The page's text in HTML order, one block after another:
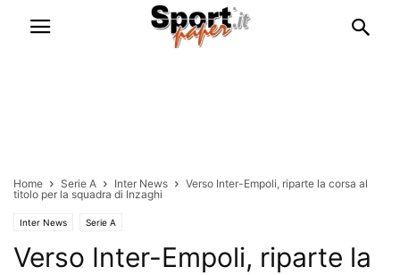
Home Serie A Inter News
Verso Inter-Empoli, riparte la corsa al
titolo per la squadra di Inzaghi
Inter News Serie A
Verso Inter-Empoli, riparte la